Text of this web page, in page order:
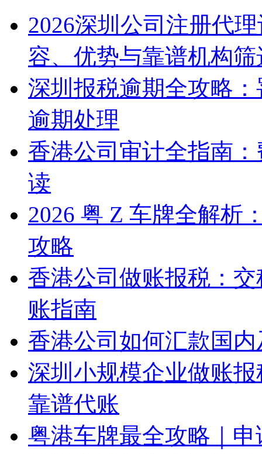
2026深圳公司注册代
容、优势与靠谱机构筛
深圳报税逾期全攻略
逾期处理
香港公司审计全指南
读
2026 粤 Z 车牌全解析
攻略
香港公司做账报税：
账指南
香港公司如何汇款国
深圳小规模企业做账
靠谱代账
粤港车牌最全攻略｜